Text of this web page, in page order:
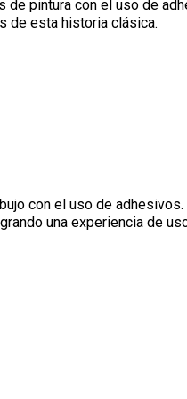
pintura con el uso de
de esta historia clásica.
con el uso de adhesivos.
una experiencia de